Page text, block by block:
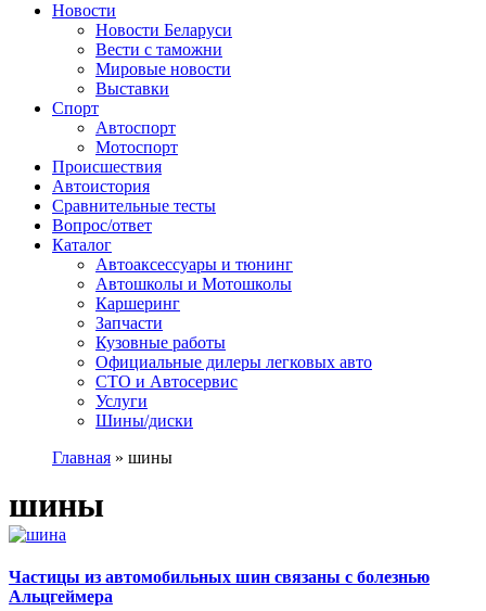
Сайт про автомобили
Новости
Новости Беларуси
Вести с таможни
Мировые новости
Выставки
Спорт
Автоспорт
Мотоспорт
Происшествия
Автоистория
Сравнительные тесты
Вопрос/ответ
Каталог
Автоакcессуары и тюнинг
Автошколы и Мотошколы
Каршеринг
Запчасти
Кузовные работы
Официальные дилеры легковых авто
СТО и Автосервис
Услуги
Шины/диски
Главная » шины
шины
Частицы из автомобильных шин связаны с болезнью
Альцгеймера